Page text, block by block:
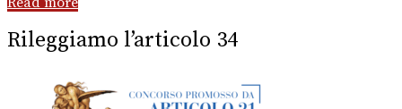
Rileggiamo l’articolo 34